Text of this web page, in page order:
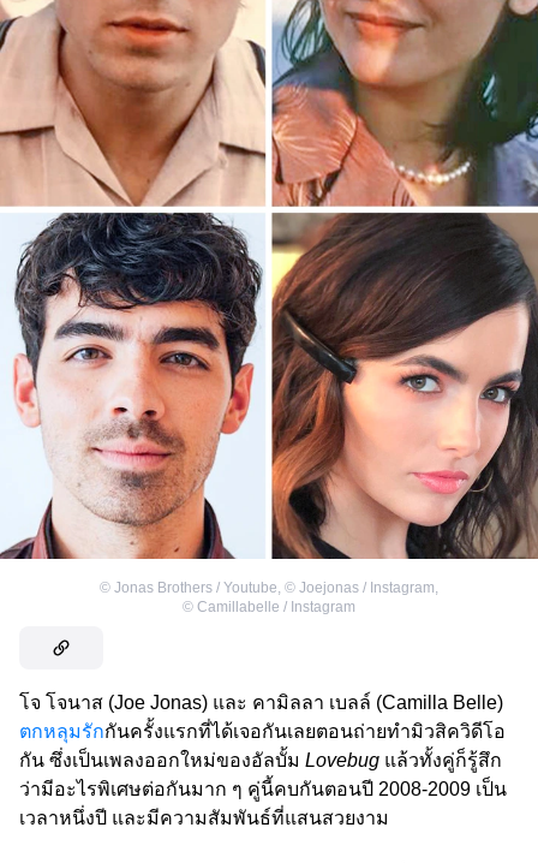
© Jonas Brothers / Youtube © Joejonas / Instagram
© Camillabelle / Instagram
โจ โจนาส (Joe Jonas) และ คามิลลา เบลล์ (Camilla Belle)
ตกหลุมรักกันครั้งแรกที่ได้เจอกันเลยตอนถ่ายทำมิวสิควิดีโอ
กัน ซึ่งเป็นเพลงออกใหม่ของอัลบั้ม Lovebug แล้วทั้งคู่ก็รู้สึก
ว่ามีอะไรพิเศษต่อกันมาก ๆ คู่นี้คบกันตอนปี 2008-2009 เป็น
เวลาหนึ่งปี และมีความสัมพันธ์ที่แสนสวยงาม